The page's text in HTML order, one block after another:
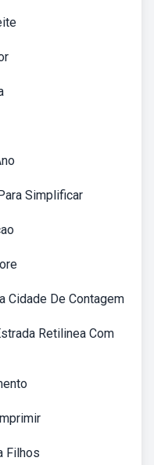
Simplificar
Cidade De Contagem
Retilinea Com
Filhos